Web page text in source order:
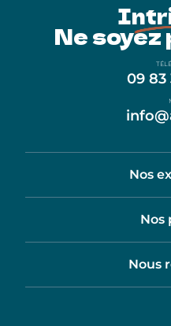
Ne soyez
09 83
Nos
Nos
Nous